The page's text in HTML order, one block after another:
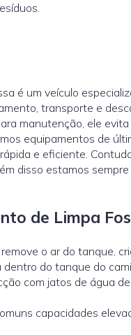
é um veículo
transporte e
manutenção, ele
equipamentos de
e eficiente.
disso estamos
de Limpa
o ar do tanque,
do tanque do
com jatos de água
capacidades